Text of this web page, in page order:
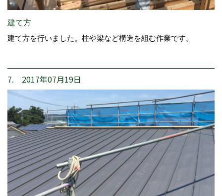
建て方
建て方を行いました。柱や梁など構造を組む作業です。
7. 2017年07月19日